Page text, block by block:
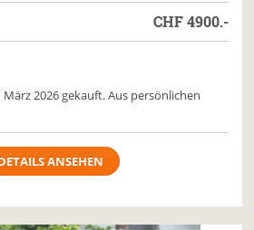
CHF4900.-
2026 gekauft. Aus persönlichen
ANSEHEN